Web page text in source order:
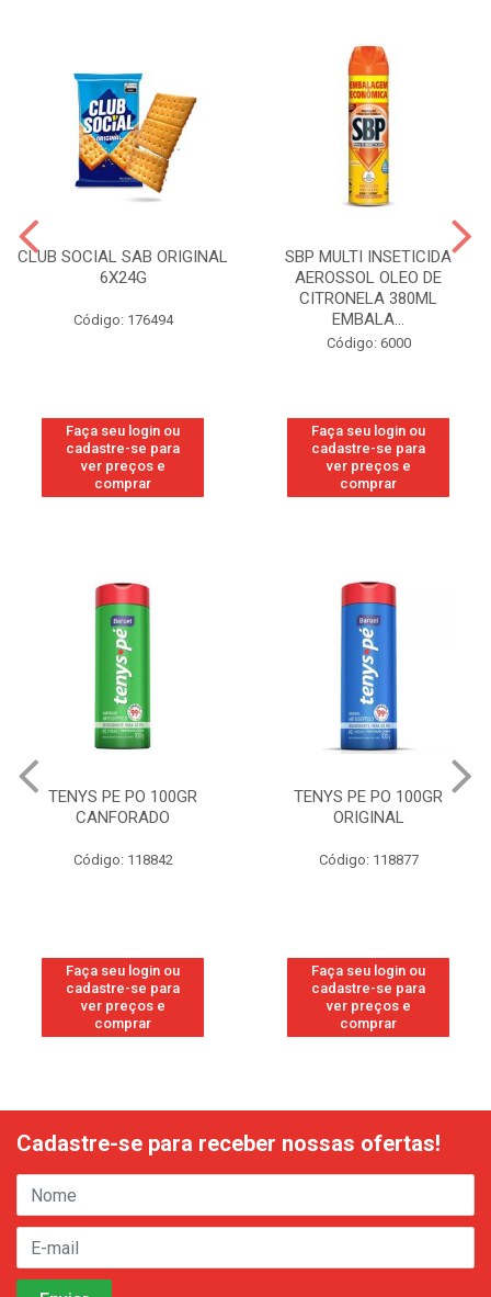
CLUB SOCIAL SAB ORIGINAL
6X24G
Código: 176494
Faça seu login ou
cadastre-se para
ver preços e
comprar
SBP MULTI INSETICIDA
AEROSSOL OLEO DE
CITRONELA 380ML
EMBALA...
Código: 6000
Faça seu login ou
cadastre-se para
ver preços e
comprar
TENYS PE PO 100GR
CANFORADO
Código: 118842
Faça seu login ou
cadastre-se para
ver preços e
comprar
TENYS PE PO 100GR
ORIGINAL
Código: 118877
Faça seu login ou
cadastre-se para
ver preços e
comprar
Cadastre-se para receber nossas ofertas!